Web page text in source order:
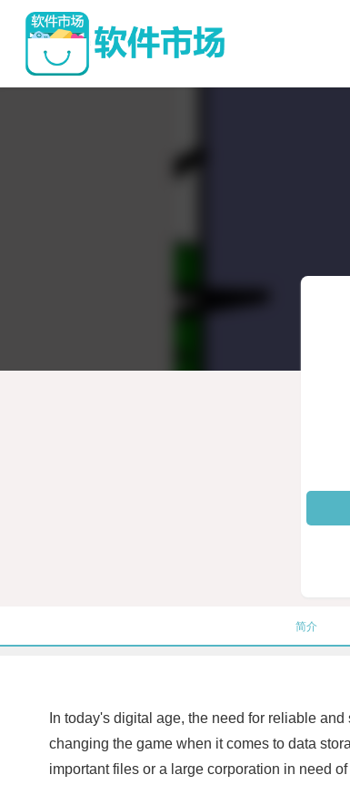
简介
In today's digital age, the need for reliable
changing the game when it comes to data
important files or a large corporation in need